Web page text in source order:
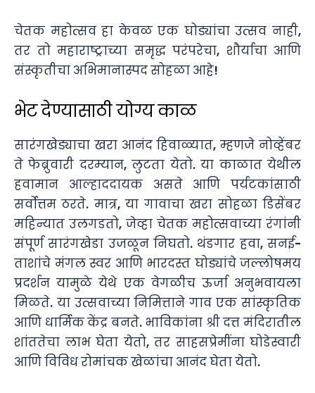
चेतक महोत्सव हा केवळ एक घोड्यांचा उत्सव नाही,
तर तो महाराष्ट्राच्या समृद्ध परंपरेचा, शौर्याचा आणि
संस्कृतीचा अभिमानास्पद सोहळा आहे!
भेट देण्यासाठी योग्य काळ
सारंगखेड्याचा खरा आनंद हिवाळ्यात, म्हणजे नोव्हेंबर
ते फेब्रुवारी दरम्यान, लुटता येतो. या काळात येथील
हवामान आल्हाददायक असते आणि पर्यटकांसाठी
सर्वोत्तम ठरते. मात्र, या गावाचा खरा सोहळा डिसेंबर
महिन्यात उलगडतो, जेव्हा चेतक महोत्सवाच्या रंगांनी
संपूर्ण सारंगखेडा उजळून निघतो. थंडगार हवा, सनई-
ताशांचे मंगल स्वर आणि भारदस्त घोड्यांचे जल्लोषमय
प्रदर्शन यामुळे येथे एक वेगळीच ऊर्जा अनुभवायला
मिळते. या उत्सवाच्या निमित्ताने गाव एक सांस्कृतिक
आणि धार्मिक केंद्र बनते. भाविकांना श्री दत्त मंदिरातील
शांततेचा लाभ घेता येतो, तर साहसप्रेमींना घोडेस्वारी
आणि विविध रोमांचक खेळांचा आनंद घेता येतो.